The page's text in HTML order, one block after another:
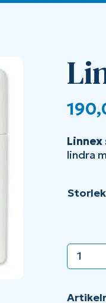
lindra
Storlek
Linnex
stift